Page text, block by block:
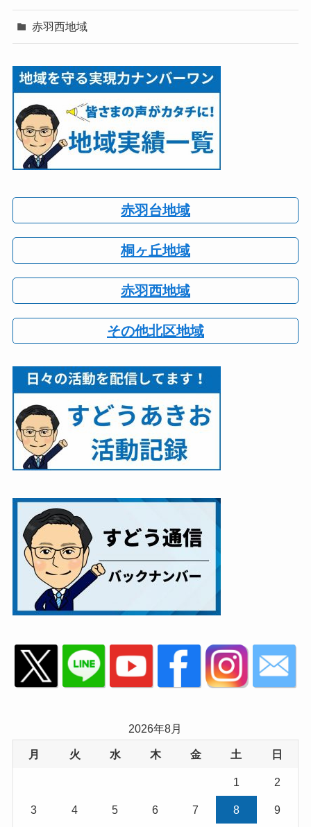
赤羽西地域
赤羽台地域
桐ヶ丘地域
赤羽西地域
その他北区地域
2026年8月
月 火 水 木 金 土 日
1 2
3 4 5 6 7 8 9